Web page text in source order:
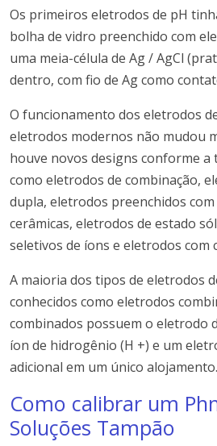
Os primeiros eletrodos de pH
bolha de vidro preenchido com
uma meia-célula de Ag / AgCl
dentro, com fio de Ag como
O funcionamento dos eletrodos
eletrodos modernos não mudou
houve novos designs conforme
como eletrodos de combinação,
dupla, eletrodos preenchidos
cerâmicas, eletrodos de estado
seletivos de íons e eletrodos com
A maioria dos tipos de eletrodos
conhecidos como eletrodos
combinados possuem o eletrodo
íon de hidrogênio (H +) e um
adicional em um único alojamento.
Como calibrar um
Soluções Tampão